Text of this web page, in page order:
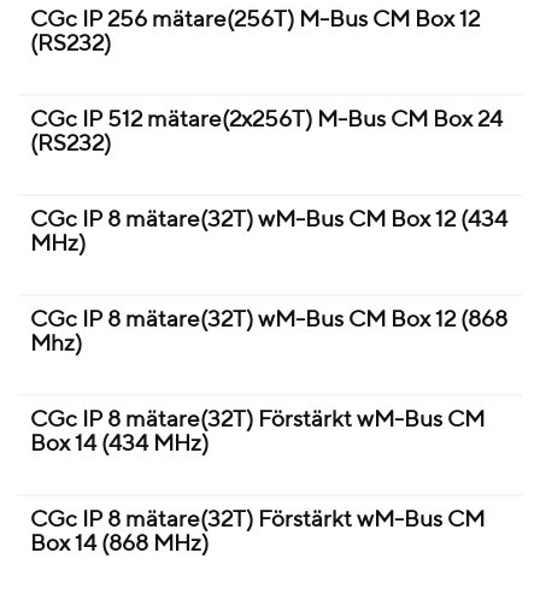
CGc IP 256 mätare(256T) M-Bus CM Box 12
(RS232)
CGc IP 512 mätare(2x256T) M-Bus CM Box 24
(RS232)
CGc IP 8 mätare(32T) wM-Bus CM Box 12 (434
MHz)
CGc IP 8 mätare(32T) wM-Bus CM Box 12 (868
Mhz)
CGc IP 8 mätare(32T) Förstärkt wM-Bus CM
Box 14 (434 MHz)
CGc IP 8 mätare(32T) Förstärkt wM-Bus CM
Box 14 (868 MHz)